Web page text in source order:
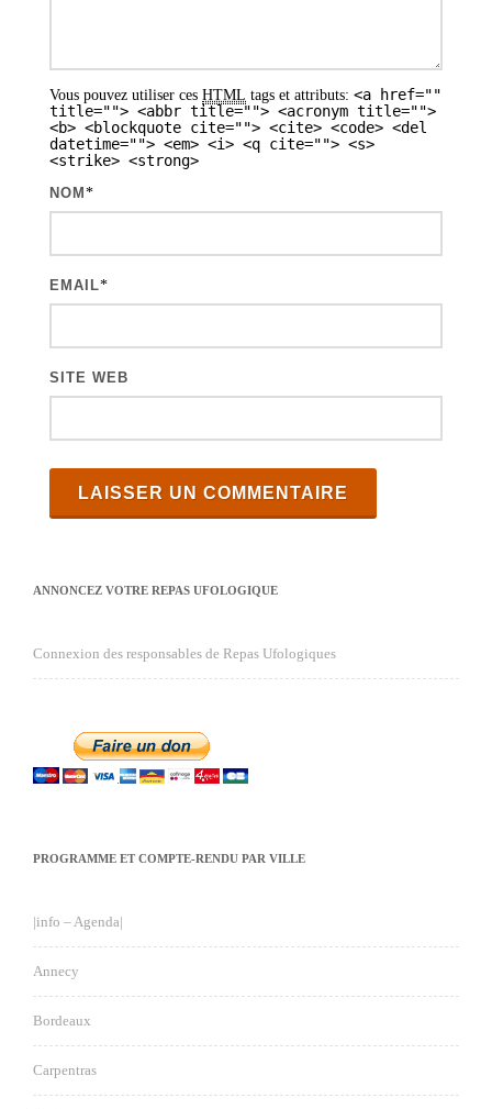
Vous pouvez utiliser ces HTML tags et attributs: <a href=""
title=""> <abbr title=""> <acronym title="">
<b> <blockquote cite=""> <cite> <code> <del
datetime=""> <em> <i> <q cite=""> <s>
<strike> <strong>
NOM *
EMAIL*
SITE WEB
ANNONCEZ VOTRE REPAS UFOLOGIQUE
Connexion des responsables de Repas Ufologiques
PROGRAMME ET COMPTE-RENDU PAR VILLE
|info – Agenda|
Annecy
Bordeaux
Carpentras